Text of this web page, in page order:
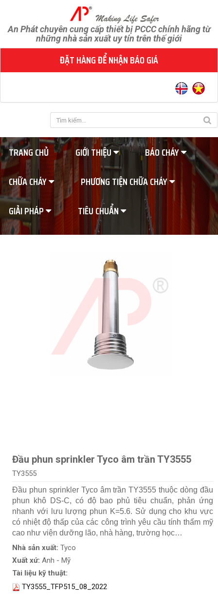
An Phát chuyên cung cấp thiết bị PCCC chính hãng từ
những nhà sản xuất uy tín trên thế giới
ĐẶT HÀNG ĐỂ NHẬN BÁO GIÁ
TRANG CHỦ GIỚI THIỆU
BÁO CHÁY
CHỮA CHÁY
PHƯƠNG TIỆN CHỮA CHÁY
GIẢI PHÁP
TIÊU CHUẨN
Đầu phun sprinkler Tyco âm trần TY3555
TY3555
Đầu phun sprinkler Tyco âm trần TY3555 thuộc dòng đầu
phun khô DS-C, có độ bao phủ tiêu chuẩn, phản ứng
nhanh với lưu lượng phun K=5.6. Sử dụng cho khu vực
có nhiệt độ thấp của các công trình yêu cầu tính thẩm mỹ
cao như viện dưỡng lão, nhà hàng, trường học…
Nhà sản xuất: Tyco
Xuất xứ: Anh - Mỹ
Tài liệu kỹ thuật:
TY3555_TFP515_08_2022